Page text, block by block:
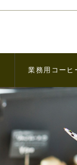
業務用コーヒ